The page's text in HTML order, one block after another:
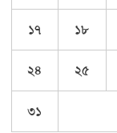
১৭ ১৮
২৪ ২৫
৩১